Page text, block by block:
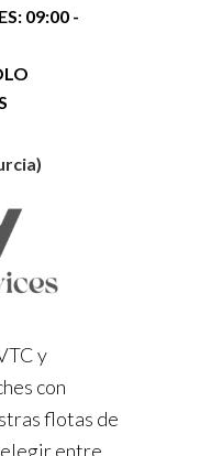
09:00 -
y
con
flotas de
elegir entre